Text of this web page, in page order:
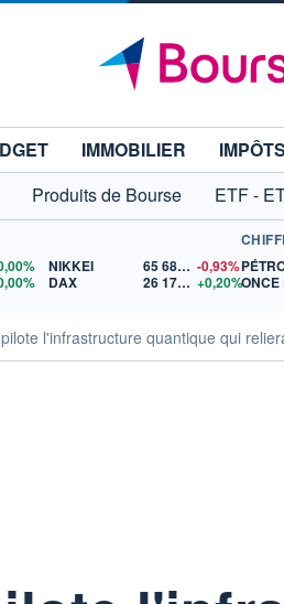
IMMOBILIER IMPÔTS
Produits de Bourse ETF -
NIKKEI 65 683,26 -0,93%
DAX
26 179,39 +0,20%ONCE
l'infrastructure quantique qui